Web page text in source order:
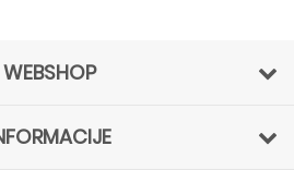
WEBSHOP